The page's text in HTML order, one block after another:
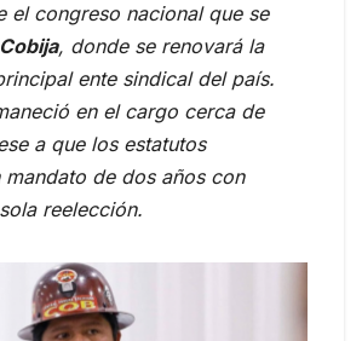
el congreso nacional que se
Cobija, donde se renovará la
ente sindical del país.
en el cargo cerca de
a que los estatutos
mandato de dos años con
reelección.